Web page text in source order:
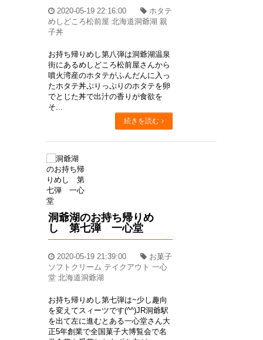
2020-05-19 22:16:00
ホタテ
めしどころ松前屋 北海道洞爺湖 親
子丼
お持ち帰りめし第八弾は洞爺湖温泉
街にあるめしどころ松前屋さんから
噴火湾産のホタテがふんだんに入っ
たホタテ丼ぷりっぷりのホタテを卵
でとじた丼で出汁の香りが食欲を
そ...
続きを読む
洞爺湖のお持ち帰りめ
し 第七弾 一心堂
2020-05-19 21:39:00
お菓子
ソフトクリーム テイクアウト 一心
堂 北海道洞爺湖
お持ち帰りめし第七弾は~少し趣向
を変えてスィーツです(^^)JR洞爺駅
を出て左に進むとある一心堂さん大
正5年創業で全国菓子大博覧会で名